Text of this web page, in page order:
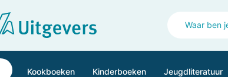
Kookboeken Kinderboeken Jeugdliteratuur